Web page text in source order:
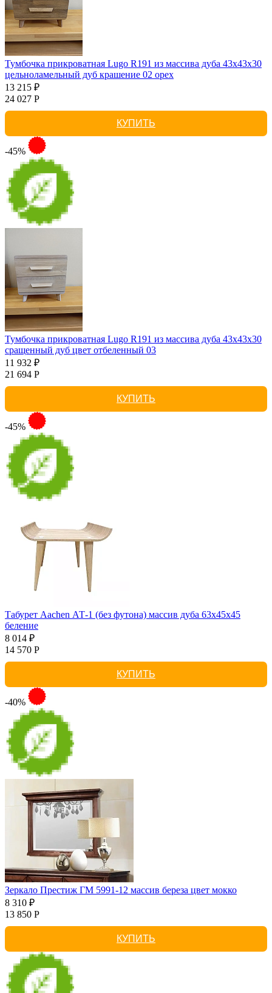
Тумбочка прикроватная Lugo R191 из массива дуба 43х43х30
цельноламельный дуб крашение 02 орех
13 215 ₽
24 027 Р
КУПИТЬ
-45%
Тумбочка прикроватная Lugo R191 из массива дуба 43х43х30
сращенный дуб цвет отбеленный 03
11 932 ₽
21 694 Р
КУПИТЬ
-45%
Табурет Aachen АТ-1 (без футона) массив дуба 63х45х45
беление
8 014 ₽
14 570 Р
КУПИТЬ
-40%
Зеркало Престиж ГМ 5991-12 массив береза цвет мокко
8 310 ₽
13 850 Р
КУПИТЬ